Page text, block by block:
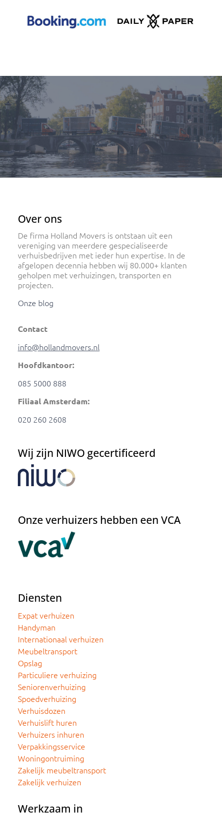
Over ons
De firma Holland Movers is ontstaan uit een
vereniging van meerdere gespecialiseerde
verhuisbedrijven met ieder hun expertise. In de
afgelopen decennia hebben wij 80.000+ klanten
geholpen met verhuizingen, transporten en
projecten.
Onze blog
Contact
info@hollandmovers.nl
Hoofdkantoor:
085 5000 888
Filiaal Amsterdam:
020 260 2608
Wij zijn NIWO gecertificeerd
Onze verhuizers hebben een VCA
Diensten
Expat verhuizen
Handyman
Internationaal verhuizen
Meubeltransport
Opslag
Particuliere verhuizing
Seniorenverhuizing
Spoedverhuizing
Verhuisdozen
Verhuislift huren
Verhuizers inhuren
Verpakkingsservice
Woningontruiming
Zakelijk meubeltransport
Zakelijk verhuizen
Werkzaam in